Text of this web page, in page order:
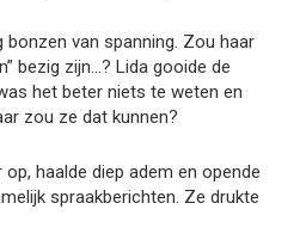
bonzen van spanning. Zou haar
bezig zijn…? Lida gooide de
het beter niets te weten en
zou ze dat kunnen?
haalde diep adem en opende
spraakberichten. Ze drukte